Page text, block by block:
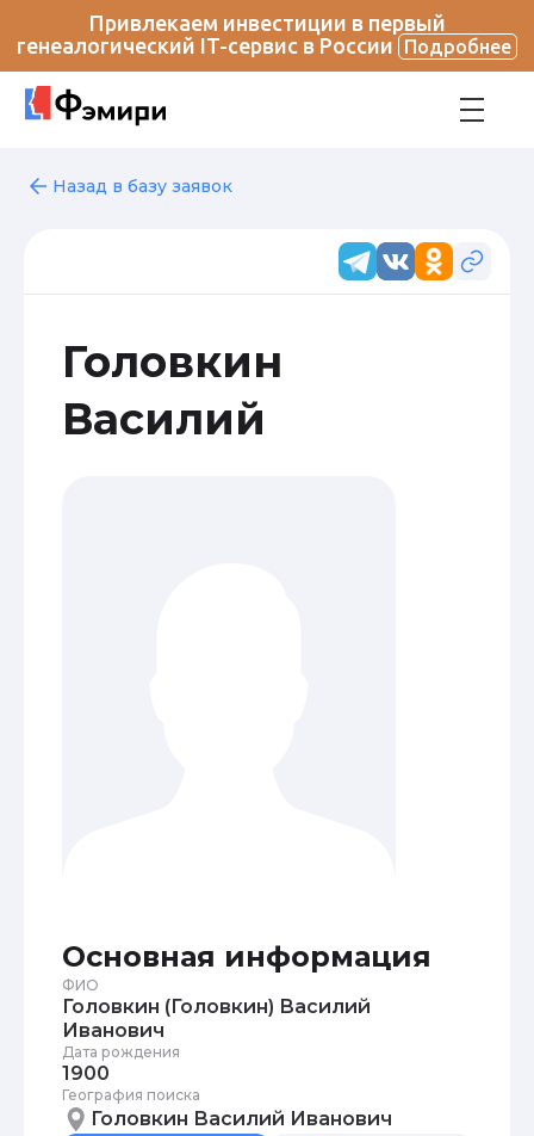
Привлекаем инвестиции в первый
генеалогический IT-сервис в России
Подробнее
Назад в базу заявок
Головкин
Василий
Основная информация
ФИО
Головкин (Головкин) Василий
Иванович
Дата рождения
1900
География поиска
Головкин Василий Иванович